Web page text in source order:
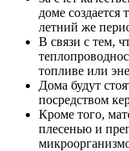
доме
летний же
В связи с тем,
топливе или
Дома будут
посредством
Кроме того,
плесенью и